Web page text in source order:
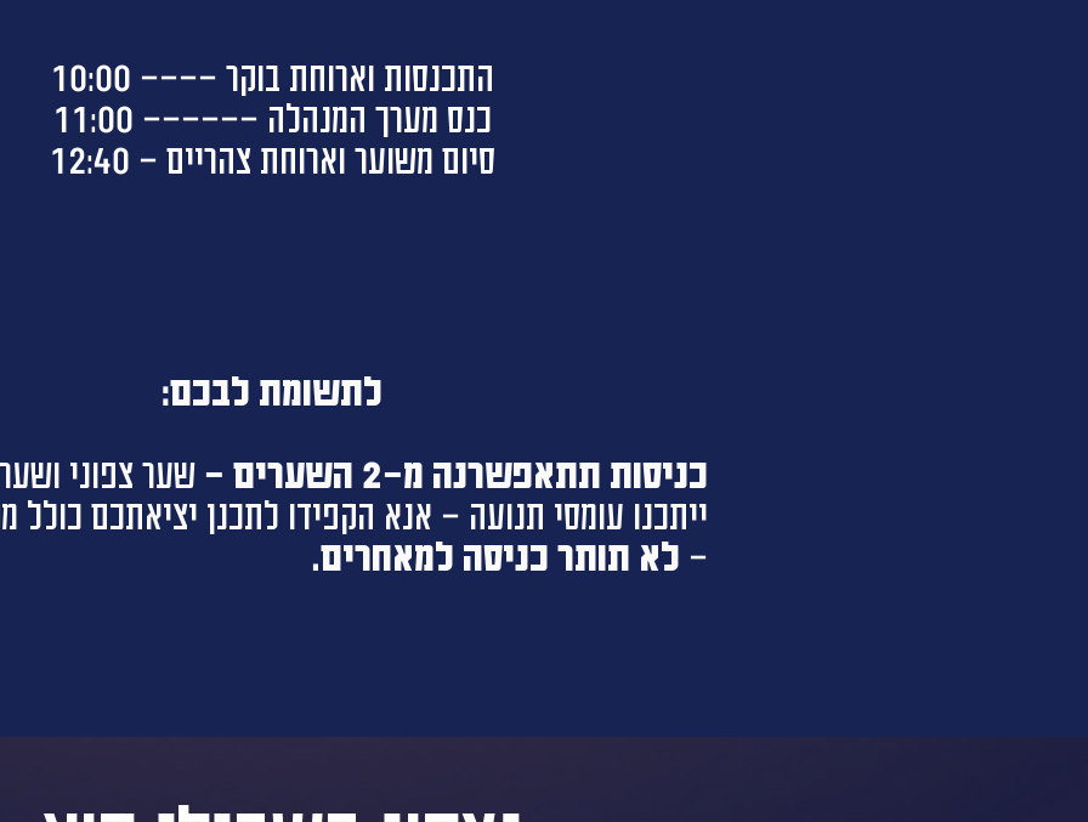
התכנסות וארוחת בוקר ---- 10:00
כנס מערך המנהלה ------ 11:00
סיום משוער וארוחת צהריים - 12:40
לתשומת לבכם:
כניסות תתאפשרנה מ-2 השערים -
שער צפוני
ייתכנו עומסי תנועה - אנא הקפידו לתכנן יציאתכם כולל
- לא תותר כניסה למאחרים.